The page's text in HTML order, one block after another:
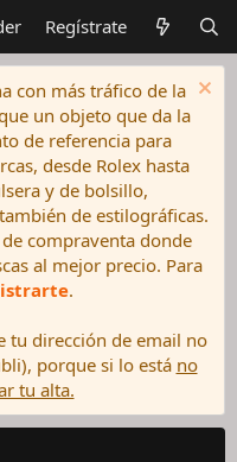
Regístrate
con más tráfico de la
un objeto que da la
de referencia para
desde Rolex hasta
y de bolsillo,
de estilográficas.
compraventa donde
al mejor precio. Para
.
tu dirección de email no
porque si lo está no
tu alta.